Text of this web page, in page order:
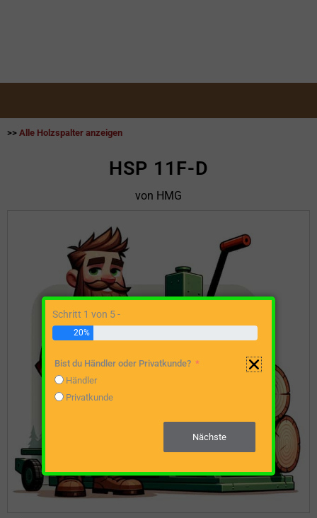
>> Alle Holzspalter anzeigen
HSP 11F-D
von HMG
Schritt 1 von 5 -
20%
Bist du Händler oder Privatkunde?
Händler
Privatkunde
Nächste